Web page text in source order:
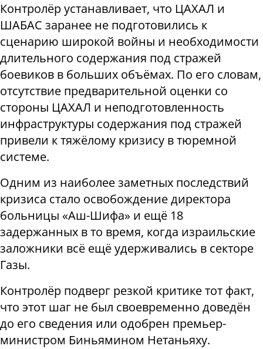
Контролёр устанавливает, что ЦАХАЛ и
ШАБАС заранее не подготовились к
сценарию широкой войны и необходимости
длительного содержания под стражей
боевиков в больших объёмах. По его словам,
отсутствие предварительной оценки со
стороны ЦАХАЛ и неподготовленность
инфраструктуры содержания под стражей
привели к тяжёлому кризису в тюремной
системе.
Одним из наиболее заметных последствий
кризиса стало освобождение директора
больницы «Аш-Шифа» и ещё 18
задержанных в то время, когда израильские
заложники всё ещё удерживались в секторе
Газы.
Контролёр подверг резкой критике тот факт,
что этот шаг не был своевременно доведён
до его сведения или одобрен премьер-
министром Биньямином Нетаньяху.